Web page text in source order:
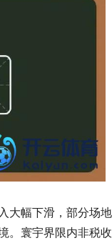
大幅下滑，部分场地
。寰宇界限内非税收